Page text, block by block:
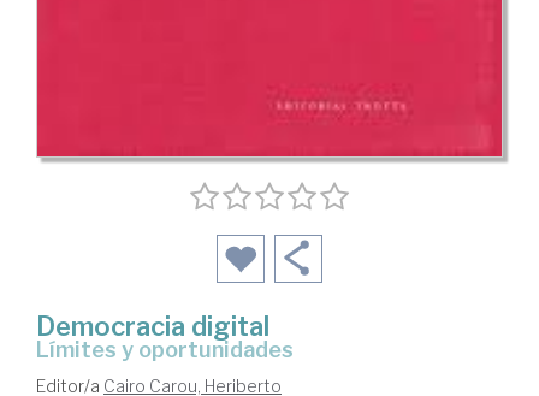
Democracia digital
límites y oportunidades
Editor/a Cairo Carou, Heriberto